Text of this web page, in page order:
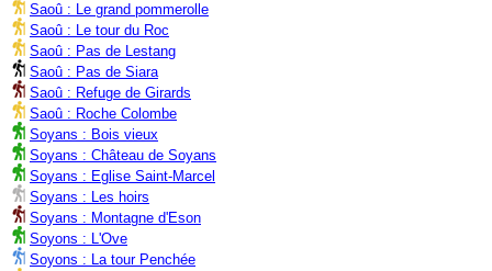
Saoû : Le grand pommerolle
Saoû : Le tour du Roc
Saoû : Pas de Lestang
Saoû : Pas de Siara
Saoû : Refuge de Girards
Saoû : Roche Colombe
Soyans : Bois vieux
Soyans : Château de Soyans
Soyans : Eglise Saint-Marcel
Soyans : Les hoirs
Soyans : Montagne d'Eson
Soyons : L'Ove
Soyons : La tour Penchée